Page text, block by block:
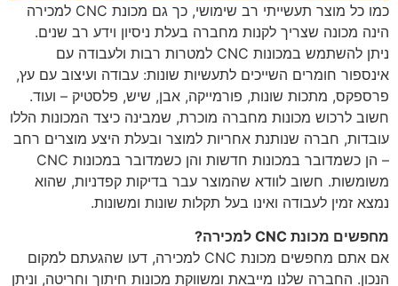
כמו כל מוצר תעשייתי רב שימושי, כך גם מכונת CNC למכירה
הינה מכונה שצריך לקנות מחברה בעלת ניסיון וידע רב שנים.
ניתן להשתמש במכונות CNC למטרות רבות ולעבודה עם
אינספור חומרים השייכים לתעשיות שונות: עבודה ועיצוב עם עץ,
פרספקס, מתכות שונות, פורמייקה, אבן, שיש, פלסטיק – ועוד.
חשוב לרכוש מכונות מחברה מוכרת, שמבינה כיצד המכונות הללו
עובדות, חברה שנותנת אחריות למוצר ובעלת היצע מוצרים רחב
– הן כשמדובר במכונות חדשות והן כשמדובר במכונות CNC
משומשות. חשוב לוודא שהמוצר עבר בדיקות קפדניות, שהוא
נמצא זמין לעבודה ואינו בעל תקלות שונות ומשונות.
מחפשים מכונת CNC למכירה?
אם אתם מחפשים מכונת CNC למכירה, דעו שהגעתם למקום
הנכון. החברה שלנו מייבאת ומשווקת מכונות חיתוך וחריטה, וניתן